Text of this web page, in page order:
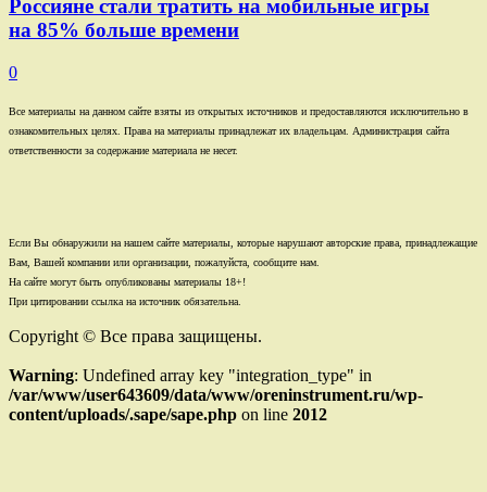
Россияне стали тратить на мобильные игры
на 85% больше времени
0
Все материалы на данном сайте взяты из открытых источников и предоставляются исключительно в
ознакомительных целях. Права на материалы принадлежат их владельцам. Администрация сайта
ответственности за содержание материала не несет.
Если Вы обнаружили на нашем сайте материалы, которые нарушают авторские права, принадлежащие
Вам, Вашей компании или организации, пожалуйста, сообщите нам.
На сайте могут быть опубликованы материалы 18+!
При цитировании ссылка на источник обязательна.
Copyright © Все права защищены.
Warning: Undefined array key "integration_type" in
/var/www/user643609/data/www/oreninstrument.ru/wp-
content/uploads/.sape/sape.php on line 2012